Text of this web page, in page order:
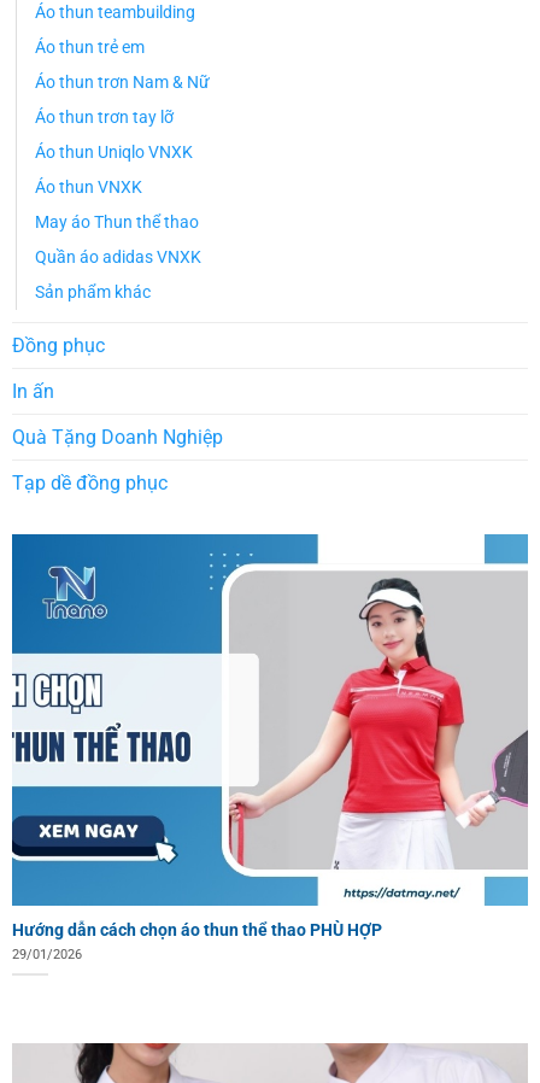
Áo thun teambuilding
Áo thun trẻ em
Áo thun trơn Nam & Nữ
Áo thun trơn tay lỡ
Áo thun Uniqlo VNXK
Áo thun VNXK
May áo Thun thể thao
Quần áo adidas VNXK
Sản phẩm khác
Đồng phục
In ấn
Quà Tặng Doanh Nghiệp
Tạp dề đồng phục
Hướng dẫn cách chọn áo thun thể thao PHÙ HỢP
29/01/2026